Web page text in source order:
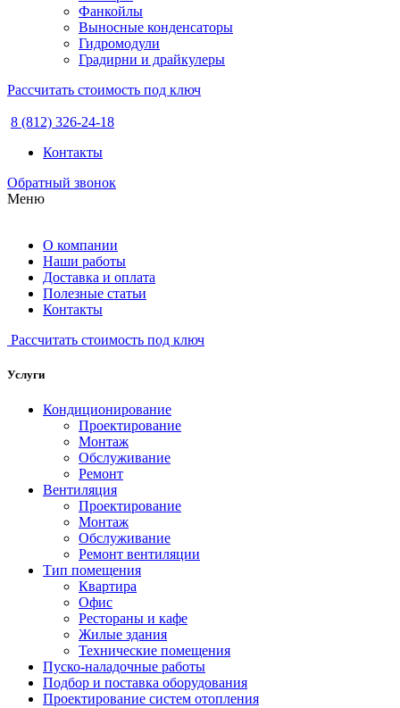
Фанкойлы
Выносные конденсаторы
Гидромодули
Градирни и драйкулеры
Рассчитать стоимость под ключ
8 (812) 326-24-18
Контакты
Обратный звонок
Меню
О компании
Наши работы
Доставка и оплата
Полезные статьи
Контакты
Рассчитать стоимость под ключ
Услуги
Кондиционирование
Проектирование
Монтаж
Обслуживание
Ремонт
Вентиляция
Проектирование
Монтаж
Обслуживание
Ремонт вентиляции
Тип помещения
Квартира
Офис
Рестораны и кафе
Жилые здания
Технические помещения
Пуско-наладочные работы
Подбор и поставка оборудования
Проектирование систем отопления